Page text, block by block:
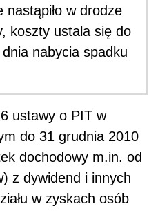
nastąpiło w drodze
koszty ustala się do
nabycia spadku
ustawy o PIT w
do 31 grudnia 2010
dochodowy m.in. od
z dywidend i innych
w zyskach osób